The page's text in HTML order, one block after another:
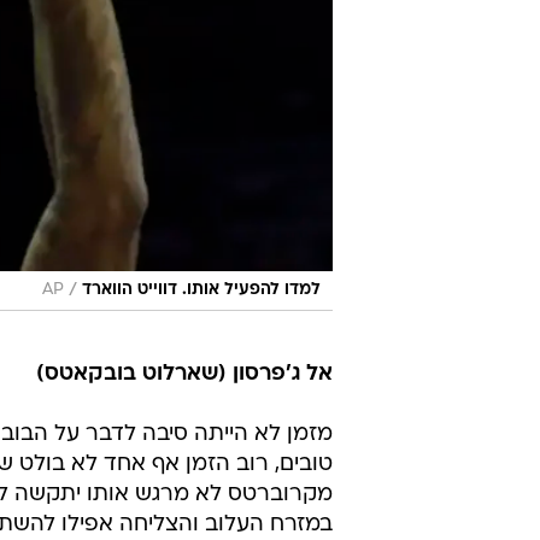
למדו להפעיל אותו. דווייט הווארד /
AP
אל ג'פרסון (שארלוט בובקאטס)
מזמן לא הייתה סיבה לדבר על
טובים, רוב הזמן אף אחד לא בולט
מקרוברטס לא מרגש אותו יתקשה